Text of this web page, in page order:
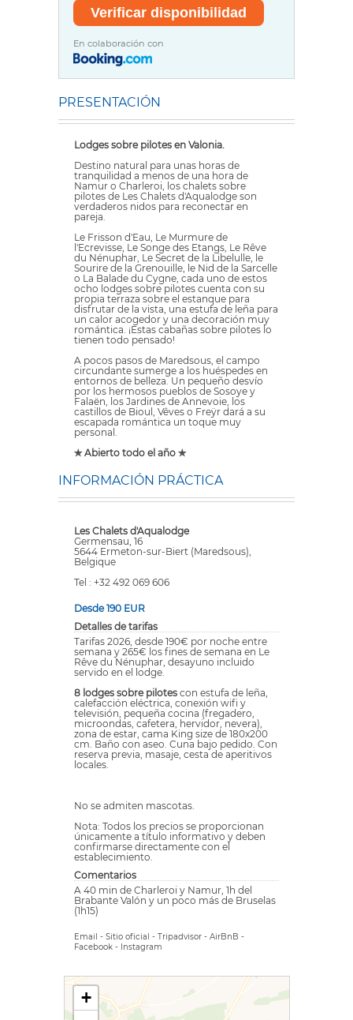
En colaboración con
PRESENTACIÓN
Lodges sobre pilotes en Valonia.
Destino natural para unas horas de
tranquilidad a menos de una hora de
Namur o Charleroi, los chalets sobre
pilotes de Les Chalets d'Aqualodge son
verdaderos nidos para reconectar en
pareja.
Le Frisson d'Eau, Le Murmure de
l'Ecrevisse, Le Songe des Etangs, Le Rêve
du Nénuphar, Le Secret de la Libelulle, le
Sourire de la Grenouille, le Nid de la Sarcelle
o La Balade du Cygne, cada uno de estos
ocho lodges sobre pilotes cuenta con su
propia terraza sobre el estanque para
disfrutar de la vista, una estufa de leña para
un calor acogedor y una decoración muy
romántica. ¡Estas cabañas sobre pilotes lo
tienen todo pensado!
A pocos pasos de Maredsous, el campo
circundante sumerge a los huéspedes en
entornos de belleza. Un pequeño desvío
por los hermosos pueblos de Sosoye y
Falaën, los Jardines de Annevoie, los
castillos de Bioul, Vêves o Freÿr dará a su
escapada romántica un toque muy
personal.
✯ Abierto todo el año ✯
INFORMACIÓN PRÁCTICA
Les Chalets d'Aqualodge
Germensau, 16
5644 Ermeton-sur-Biert (Maredsous),
Belgique
Tel : +32 492 069 606
Desde 190 EUR
Detalles de tarifas
Tarifas 2026, desde 190€ por noche entre
semana y 265€ los fines de semana en Le
Rêve du Nénuphar, desayuno incluido
servido en el lodge.
8 lodges sobre pilotes con estufa de leña,
calefacción eléctrica, conexión wifi y
televisión, pequeña cocina (fregadero,
microondas, cafetera, hervidor, nevera),
zona de estar, cama King size de 180x200
cm. Baño con aseo. Cuna bajo pedido. Con
reserva previa, masaje, cesta de aperitivos
locales.
No se admiten mascotas.
Nota: Todos los precios se proporcionan
únicamente a título informativo y deben
confirmarse directamente con el
establecimiento.
Comentarios
A 40 min de Charleroi y Namur, 1h del
Brabante Valón y un poco más de Bruselas
(1h15)
Email - Sitio oficial - Tripadvisor - AirBnB -
Facebook - Instagram
+